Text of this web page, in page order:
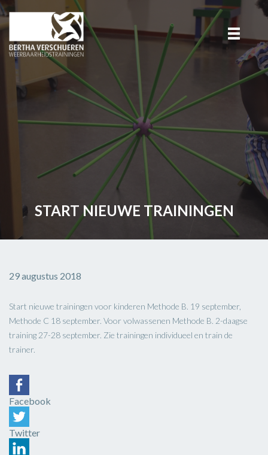
START NIEUWE TRAININGEN
29 augustus 2018
Start nieuwe trainingen voor kinderen Methode B. 19 september,
Methode C 18 september. Voor volwassenen Methode B. 2-daagse
training 27-28 september. Zie trainingen individueel en train de
trainer.
Facebook
Twitter